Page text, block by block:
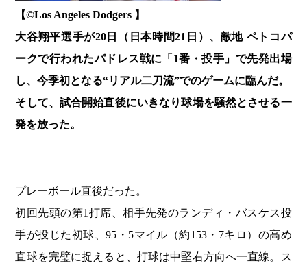
【©️Los Angeles Dodgers 】
大谷翔平選手が20日（日本時間21日）、敵地 ペトコパ
ークで行われたパドレス戦に「1番・投手」で先発出場
し、今季初となる“リアル二刀流”でのゲームに臨んだ。
そして、試合開始直後にいきなり球場を騒然とさせる一
発を放った。
プレーボール直後だった。
初回先頭の第1打席、相手先発のランディ・バスケス投
手が投じた初球、95・5マイル（約153・7キロ）の高め
直球を完璧に捉えると、打球は中堅右方向へ一直線。ス